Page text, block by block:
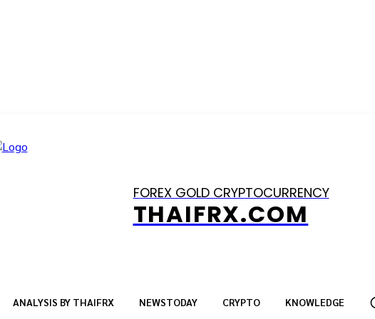
FOREX GOLD CRYPTOCURRENCY
THAIFRX.COM
ANALYSIS BY THAIFRX NEWSTODAY CRYPTO KNOWLEDGE